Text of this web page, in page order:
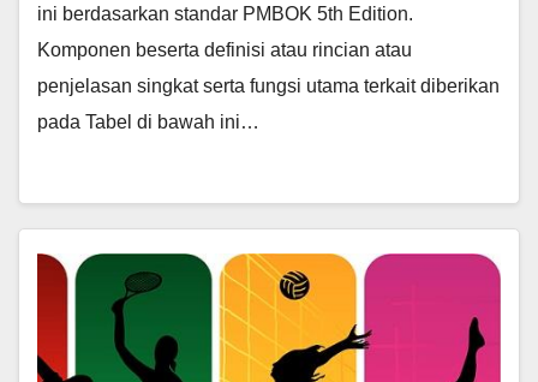
ini berdasarkan standar PMBOK 5th Edition.
Komponen beserta definisi atau rincian atau
penjelasan singkat serta fungsi utama terkait diberikan
pada Tabel di bawah ini…